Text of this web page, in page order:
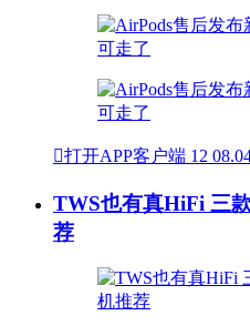
打开APP客户端 12
TWS也有真HiFi 三
荐